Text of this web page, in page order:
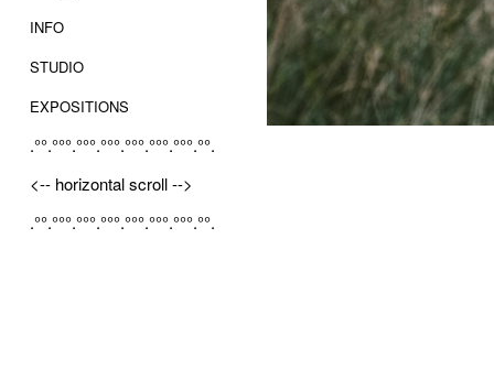
INFO
STUDIO
EXPOSITIONS
.°°.°°°.°°°.°°°.°°°.°°°.°°°.°°.
<-- horizontal scroll -->
.°°.°°°.°°°.°°°.°°°.°°°.°°°.°°.